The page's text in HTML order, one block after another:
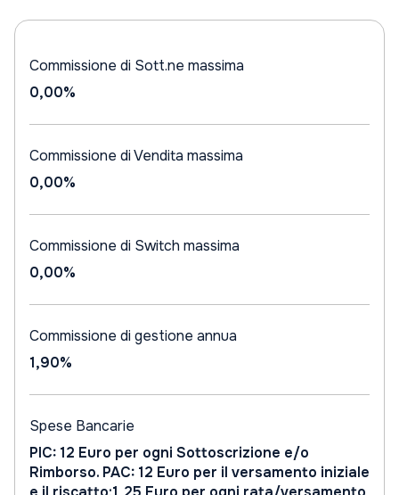
Commissione di Sott.ne massima
0,00%
Commissione di Vendita massima
0,00%
Commissione di Switch massima
0,00%
Commissione di gestione annua
1,90%
Spese Bancarie
PIC: 12 Euro per ogni Sottoscrizione e/o
Rimborso. PAC: 12 Euro per il versamento iniziale